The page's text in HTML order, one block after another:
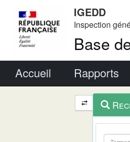
IGEDD
Inspection
Base
Accueil Rapports
et
outils